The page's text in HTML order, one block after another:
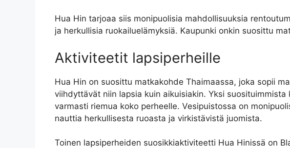
Hua Hin tarjoaa siis monipuolisia mahdollisuuksia
ja herkullisia ruokailuelämyksiä. Kaupunki onkin suosittu
Aktiviteetit lapsiperheille
Hua Hin on suosittu matkakohde Thaimaassa, joka sopii
viihdyttävät niin lapsia kuin aikuisiakin. Yksi suosituimmista
varmasti riemua koko perheelle. Vesipuistossa on
nauttia herkullisesta ruoasta ja virkistävistä juomista.
Toinen lapsiperheiden suosikkiaktiviteetti Hua Hinissä on